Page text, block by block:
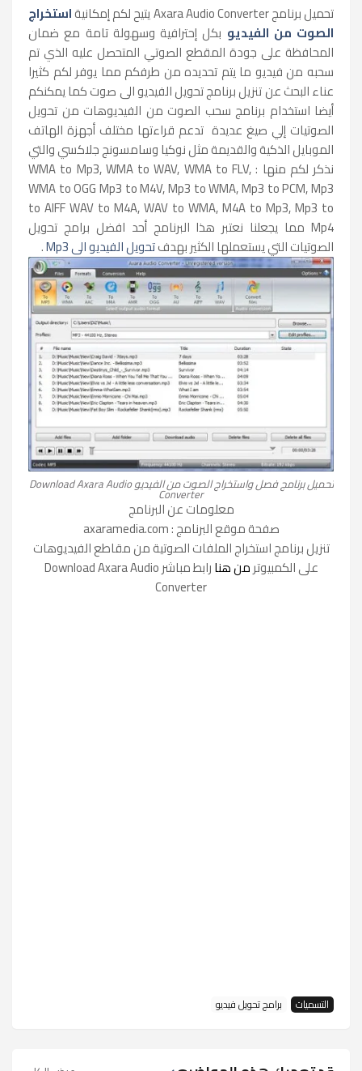
تحميل برنامج Axara Audio Converter يتيح لكم إمكانية
استخراج
الصوت من الفيديو بكل إحترافية وسهولة تامة مع ضمان
المحافظة على جودة المقطع الصوتي المتحصل عليه الذي تم
سحبه من فيديو ما يتم تحديده من طرفكم مما يوفر لكم كثيرا
عناء البحث عن تنزيل برنامج تحويل الفيديو الى صوت كما يمكنكم
أيضا استخدام برنامج سحب الصوت من الفيديوهات من تحويل
الصوتيات إلي صيغ عديدة تدعم قراءتها مختلف أجهزة الهاتف
الموبايل الذكية والقديمة مثل نوكيا وسامسونج جلاكسي والتي
نذكر لكم منها : WMA to Mp3, WMA to WAV, WMA to FLV,
WMA to OGG Mp3 to M4V, Mp3 to WMA, Mp3 to PCM, Mp3
to AIFF WAV to M4A, WAV to WMA, M4A to Mp3, Mp3 to
Mp4 مما يجعلنا نعتبر هذا البرنامج أحد افضل برامج تحويل
الصوتيات التي يستعملها الكثير بهدفتحويل الفيديو الى Mp3 .
تحميل برنامج فصل واستخراج الصوت من الفيديو Download Axara Audio
Converter
معلومات عن البرنامج
صفحة موقع البرنامج : axaramedia.com
تنزيل برنامج استخراج الملفات الصوتية من مقاطع الفيديوهات
على الكمبيوترمن هنا
رابط مباشر Download Axara Audio
Converter
التسميات برامج تحويل فيديو